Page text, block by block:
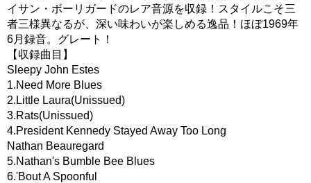
イサン・ボーリガードのレア音源を収録！スタイルこそ三
者三様異なるが、深い味わいが楽しめる逸品！ほぼ1969年
6月録音。グレート！
【収録曲目】
Sleepy John Estes
1.Need More Blues
2.Little Laura(Unissued)
3.Rats(Unissued)
4.President Kennedy Stayed Away Too Long
Nathan Beauregard
5.Nathan's Bumble Bee Blues
6.'Bout A Spoonful